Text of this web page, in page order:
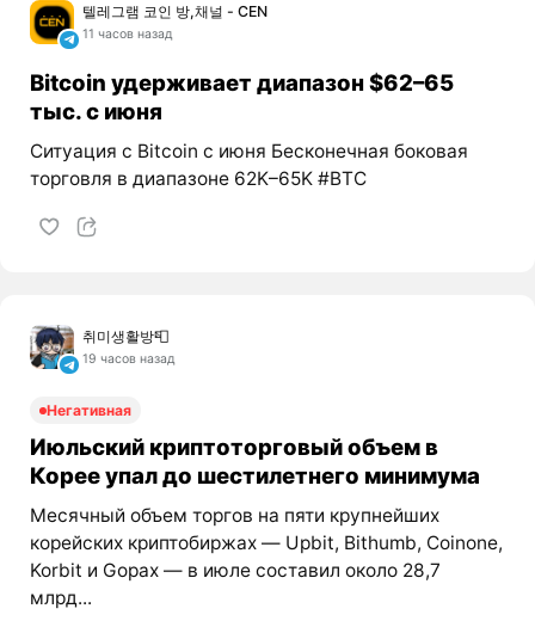
텔레그램 코인 방,채널 - CEN
11 часов назад
Bitcoin удерживает диапазон $62–65
тыс. с июня
Ситуация с Bitcoin с июня Бесконечная боковая
торговля в диапазоне 62K–65K #BTC
취미생활방📮
19 часов назад
Негативная
Июльский криптоторговый объем в
Корее упал до шестилетнего минимума
Месячный объем торгов на пяти крупнейших
корейских криптобиржах — Upbit, Bithumb, Coinone,
Korbit и Gopax — в июле составил около 28,7
млрд...